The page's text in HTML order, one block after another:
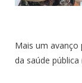
Mais um
da saúde